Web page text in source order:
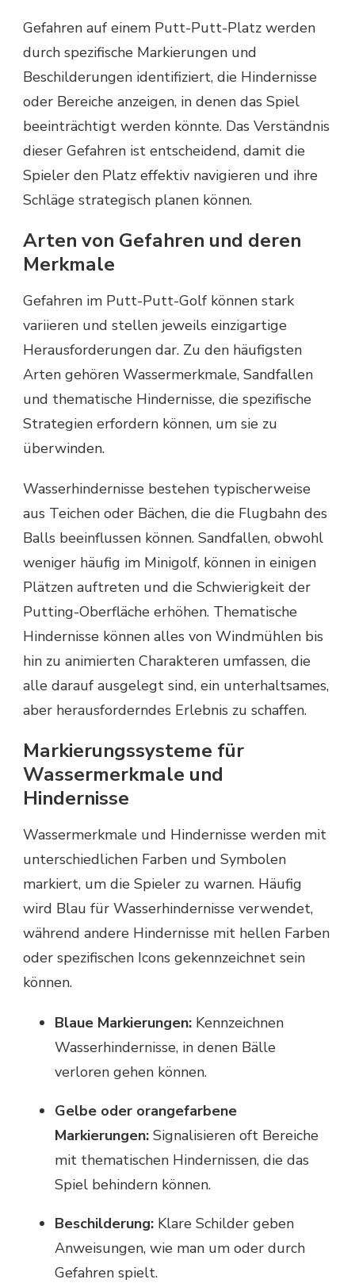
Gefahren auf einem Putt-Putt-Platz werden
durch spezifische Markierungen und
Beschilderungen identifiziert, die Hindernisse
oder Bereiche anzeigen, in denen das Spiel
beeinträchtigt werden könnte. Das Verständnis
dieser Gefahren ist entscheidend, damit die
Spieler den Platz effektiv navigieren und ihre
Schläge strategisch planen können.
Arten von Gefahren und deren
Merkmale
Gefahren im Putt-Putt-Golf können stark
variieren und stellen jeweils einzigartige
Herausforderungen dar. Zu den häufigsten
Arten gehören Wassermerkmale, Sandfallen
und thematische Hindernisse, die spezifische
Strategien erfordern können, um sie zu
überwinden.
Wasserhindernisse bestehen typischerweise
aus Teichen oder Bächen, die die Flugbahn des
Balls beeinflussen können. Sandfallen, obwohl
weniger häufig im Minigolf, können in einigen
Plätzen auftreten und die Schwierigkeit der
Putting-Oberfläche erhöhen. Thematische
Hindernisse können alles von Windmühlen bis
hin zu animierten Charakteren umfassen, die
alle darauf ausgelegt sind, ein unterhaltsames,
aber herausforderndes Erlebnis zu schaffen.
Markierungssysteme für
Wassermerkmale und
Hindernisse
Wassermerkmale und Hindernisse werden mit
unterschiedlichen Farben und Symbolen
markiert, um die Spieler zu warnen. Häufig
wird Blau für Wasserhindernisse verwendet,
während andere Hindernisse mit hellen Farben
oder spezifischen Icons gekennzeichnet sein
können.
Blaue Markierungen: Kennzeichnen
Wasserhindernisse, in denen Bälle
verloren gehen können.
Gelbe oder orangefarbene
Markierungen: Signalisieren oft Bereiche
mit thematischen Hindernissen, die das
Spiel behindern können.
Beschilderung: Klare Schilder geben
Anweisungen, wie man um oder durch
Gefahren spielt.